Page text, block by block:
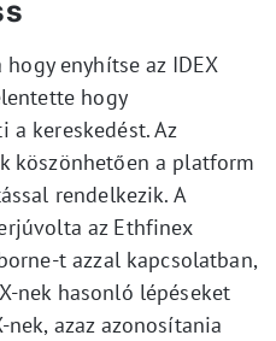
hogy enyhítse az IDEX
hogy
a kereskedést. Az
köszönhetően a platform
rendelkezik. A
az Ethfinex
t azzal kapcsolatban,
nek hasonló lépéseket
azaz azonosítania